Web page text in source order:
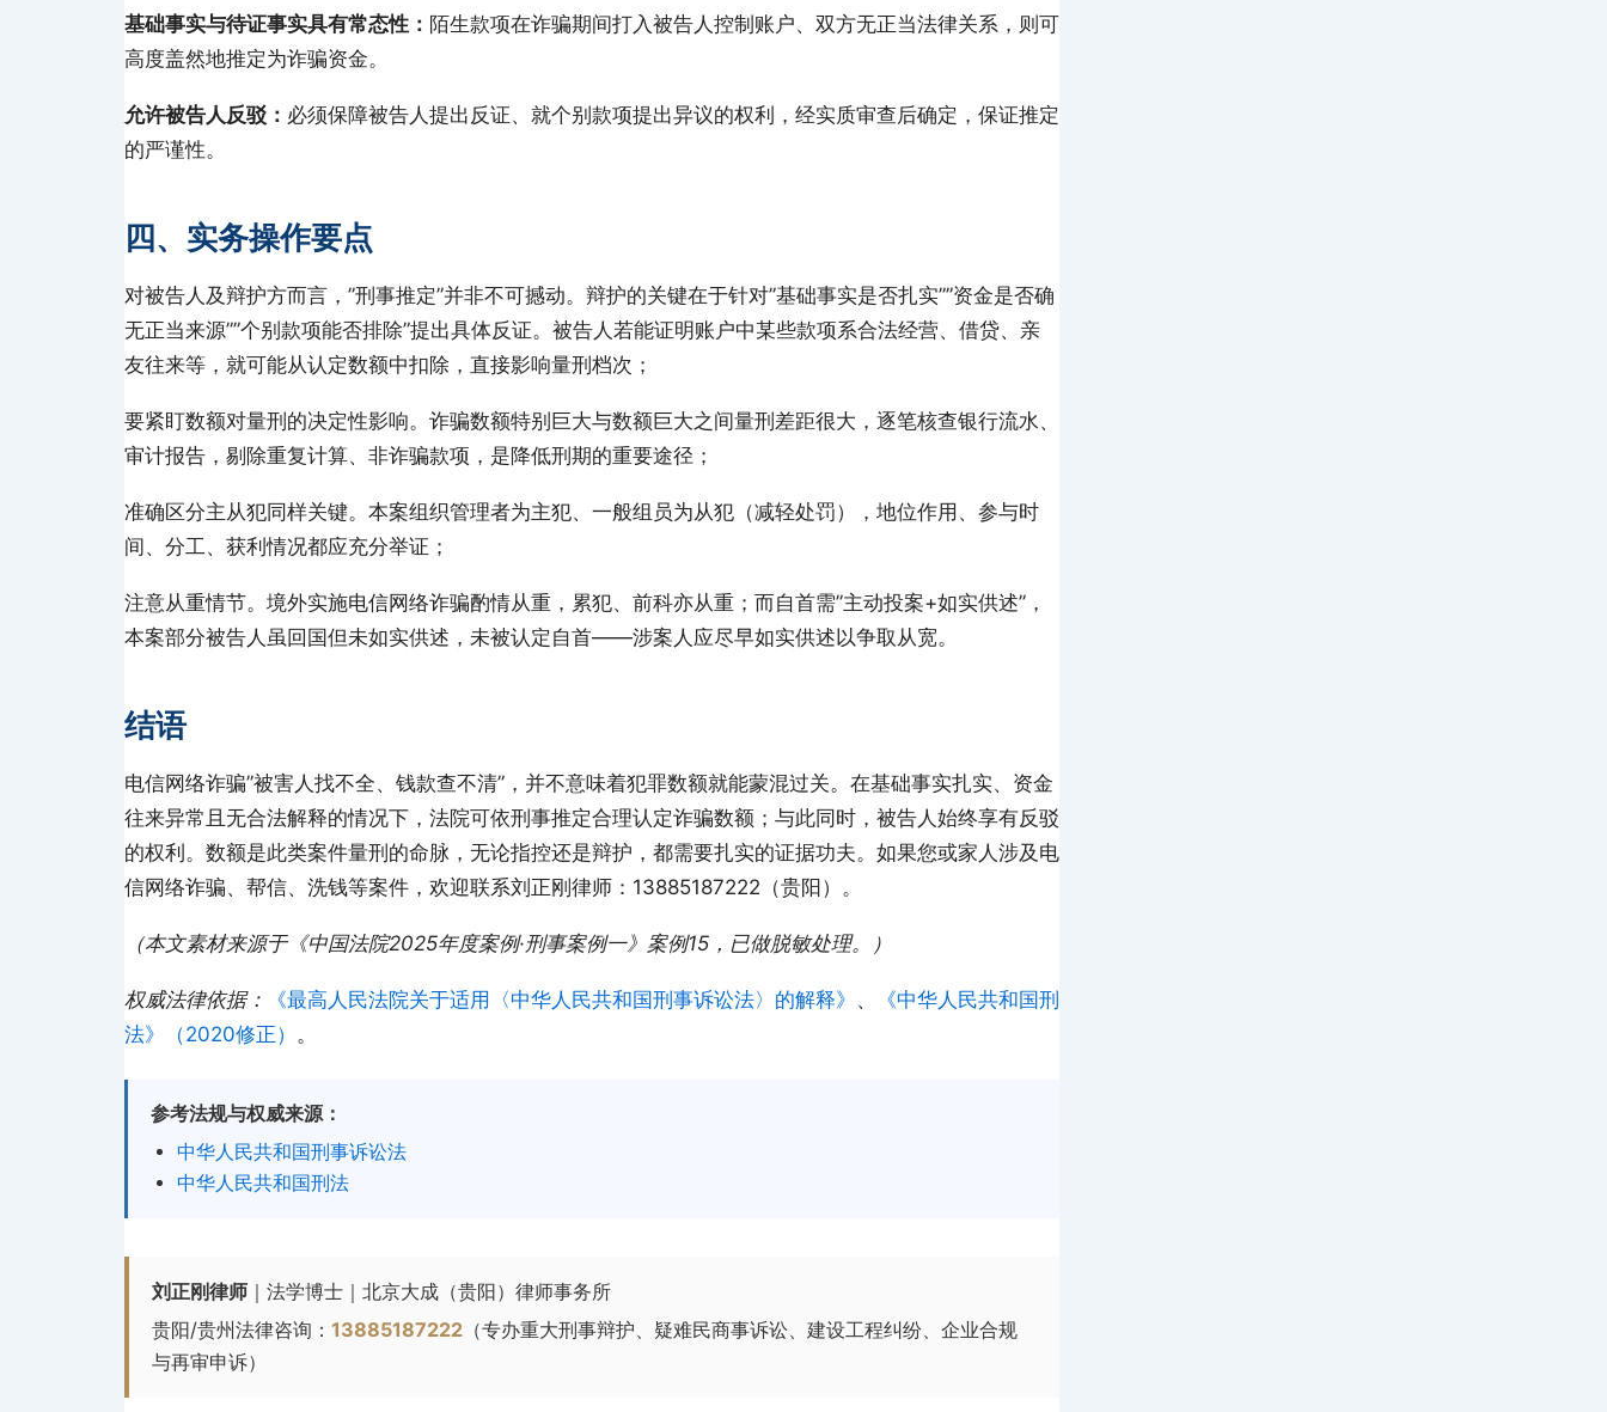
基础事实与待证事实具有常态性： 陌生款项在诈骗期间打入被告人控制账户、双方无正当法律关系，则可
高度盖然地推定为诈骗资金。
允许被告人反驳： 必须保障被告人提出反证、就个别款项提出异议的权利，经实质审查后确定，保证推定
的严谨性。
四、实务操作要点
对被告人及辩护方而言，”刑事推定”并非不可撼动。辩护的关键在于针对”基础事实是否扎实””资金是否确
无正当来源””个别款项能否排除”提出具体反证。被告人若能证明账户中某些款项系合法经营、借贷、亲
友往来等，就可能从认定数额中扣除，直接影响量刑档次；
要紧盯数额对量刑的决定性影响。诈骗数额特别巨大与数额巨大之间量刑差距很大，逐笔核查银行流水、
审计报告，剔除重复计算、非诈骗款项，是降低刑期的重要途径；
准确区分主从犯同样关键。本案组织管理者为主犯、一般组员为从犯（减轻处罚），地位作用、参与时
间、分工、获利情况都应充分举证；
注意从重情节。境外实施电信网络诈骗酌情从重，累犯、前科亦从重；而自首需”主动投案+如实供述”，
本案部分被告人虽回国但未如实供述，未被认定自首——涉案人应尽早如实供述以争取从宽。
结语
电信网络诈骗”被害人找不全、钱款查不清”，并不意味着犯罪数额就能蒙混过关。在基础事实扎实、资金
往来异常且无合法解释的情况下，法院可依刑事推定合理认定诈骗数额；与此同时，被告人始终享有反驳
的权利。数额是此类案件量刑的命脉，无论指控还是辩护，都需要扎实的证据功夫。如果您或家人涉及电
信网络诈骗、帮信、洗钱等案件，欢迎联系刘正刚律师：13885187222（贵阳）。
（本文素材来源于《中国法院2025年度案例·刑事案例一》案例15，已做脱敏处理。）
权威法律依据： 《最高人民法院关于适用〈中华人民共和国刑事诉讼法〉的解释》 、
《中华人民共和国刑
法》（2020修正） 。
参考法规与权威来源：
中华人民共和国刑事诉讼法
中华人民共和国刑法
刘正刚律师 ｜法学博士｜北京大成（贵阳）律师事务所
贵阳/贵州法律咨询：13885187222 （专办重大刑事辩护、疑难民商事诉讼、建设工程纠纷、企业合规
与再审申诉）